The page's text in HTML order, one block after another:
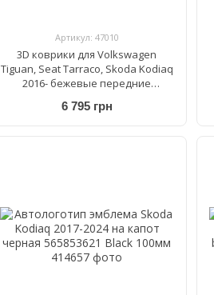
Артикул: 47010
3D коврики для Volkswagen
Tiguan, Seat Tarraco, Skoda Kodiaq
2016- бежевые передние
6 795 грн